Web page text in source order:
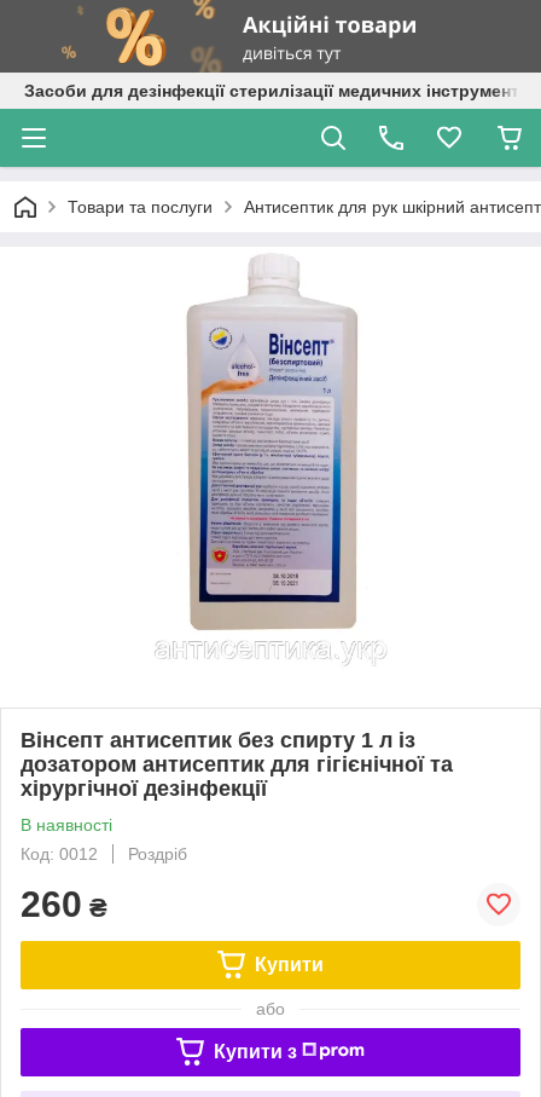
Засоби для дезінфекції стерилізації медичних
Товари та послуги Антисептик для рук шкірний
Вінсепт антисептик без спирту 1 л із
дозатором антисептик для гігієнічної та
хірургічної дезінфекції
В наявності
Код: 0012
Роздріб
260 ₴
Купити
або
Купити з